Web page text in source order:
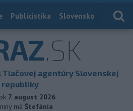
Publicistika Slovensko
.SK
agentúry Slovenskej
republiky
7. august 2026
má Štefánia